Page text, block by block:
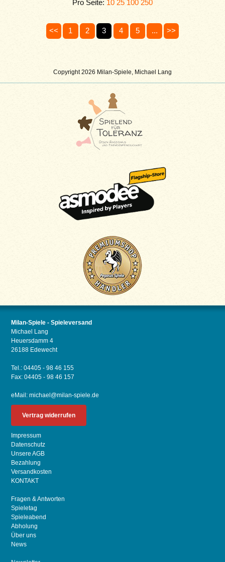
Copyright 2026 Milan-Spiele, Michael Lang
Pro Seite: 10 25 100 250
<< 1 2 3 4 5 ... >>
Milan-Spiele - Spieleversand
Michael Lang
Heuersdamm 4
26188 Edewecht
Tel.: 04405 - 98 46 155
Fax: 04405 - 98 46 157
eMail:michael@milan-spiele.de
Vertrag widerrufen
Impressum
Datenschutz
Unsere AGB
Bezahlung
Versandkosten
KONTAKT
Fragen & Antworten
Spieletag
Spieleabend
Abholung
Über uns
News